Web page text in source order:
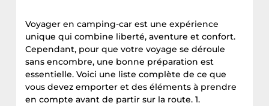
préparation
Voyager en camping-car est une expérience
unique qui combine liberté, aventure et confort.
Cependant, pour que votre voyage se déroule
sans encombre, une bonne préparation est
essentielle. Voici une liste complète de ce que
vous devez emporter et des éléments à prendre
en compte avant de partir sur la route. 1.